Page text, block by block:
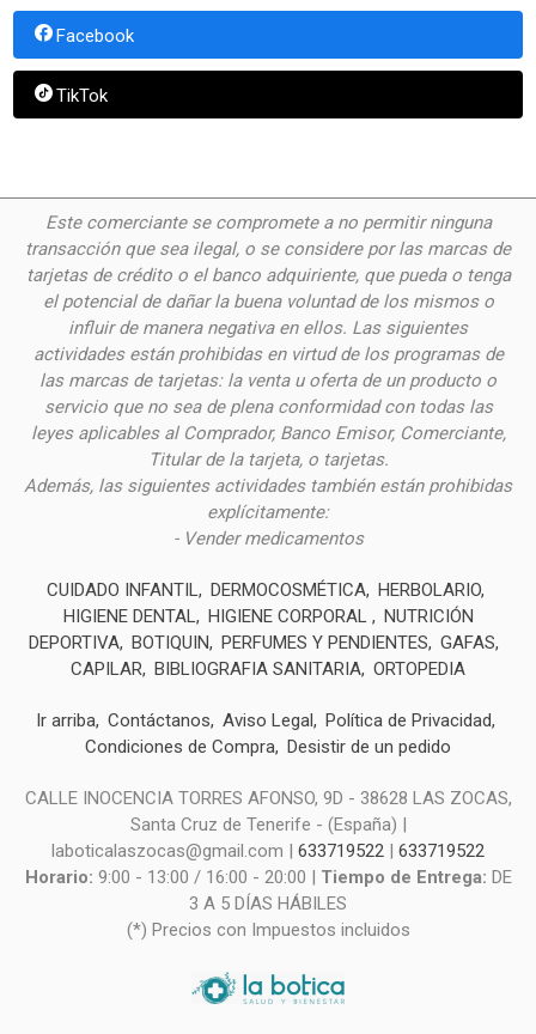
Facebook
TikTok
Este comerciante se compromete a no permitir ninguna
transacción que sea ilegal, o se considere por las marcas de
tarjetas de crédito o el banco adquiriente, que pueda o tenga
el potencial de dañar la buena voluntad de los mismos o
influir de manera negativa en ellos. Las siguientes
actividades están prohibidas en virtud de los programas de
las marcas de tarjetas: la venta u oferta de un producto o
servicio que no sea de plena conformidad con todas las
leyes aplicables al Comprador, Banco Emisor, Comerciante,
Titular de la tarjeta, o tarjetas.
Además, las siguientes actividades también están prohibidas
explícitamente:
- Vender medicamentos
CUIDADO INFANTIL DERMOCOSMÉTICA HERBOLARIO
HIGIENE DENTAL HIGIENE CORPORAL
NUTRICIÓN
DEPORTIVA BOTIQUIN PERFUMES Y PENDIENTES
GAFAS
CAPILAR BIBLIOGRAFIA SANITARIA ORTOPEDIA
Ir arriba Contáctanos Aviso Legal
Política de Privacidad
Condiciones de Compra Desistir de un pedido
CALLE INOCENCIA TORRES AFONSO, 9D - 38628 LAS ZOCAS,
Santa Cruz de Tenerife - (España) |
laboticalaszocas@gmail.com | 633719522 | 633719522
Horario: 9:00 - 13:00 / 16:00 - 20:00 | Tiempo de Entrega: DE
3 A 5 DÍAS HÁBILES
(*) Precios con Impuestos incluidos